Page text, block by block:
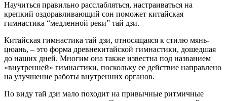
Научиться правильно расслабляться, настраиваться на
крепкий оздоравливающий сон поможет китайская
гимнастика “медленной реки” тай дзи.
Китайская гимнастика тай дзи, относящаяся к стилю мянь-
цюань, – это форма древнекитайской гимнастики, дошедшая
до наших дней. Многим она также известна под названием
«внутренней» гимнастики, поскольку ее действие направлено
на улучшение работы внутренних органов.
По виду тай дзи мало походит на привычные ритмичные